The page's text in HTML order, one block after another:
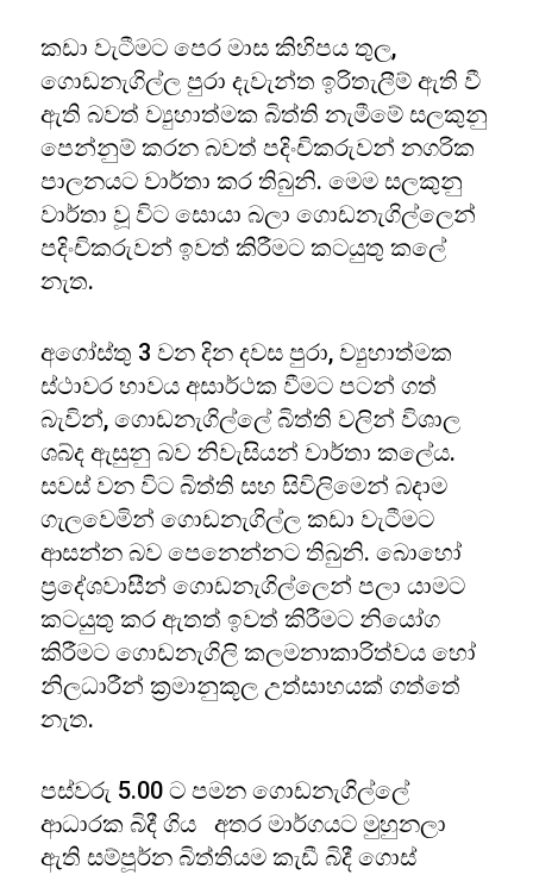
කඩා වැටීමට පෙර මාස කිහිපය තුල,
ගොඩනැගිල්ල පුරා දැවැන්ත ඉරිතැලීම් ඇති වී
ඇති බවත් ව්‍යුහාත්මක බිත්ති නැමීමේ සලකුනු
පෙන්නුම් කරන බවත් පදිංචිකරුවන් නගරික
පාලනයට වාර්තා කර තිබුනි. මෙම සලකුනු
වාර්තා වූ විට සොයා බලා ගොඩනැගිල්ලෙන්
පදිංචිකරුවන් ඉවත් කිරීමට කටයුතු කලේ
නැත.
අගෝස්තු 3 වන දින දවස පුරා, ව්‍යුහාත්මක
ස්ථාවර භාවය අසාර්ථක වීමට පටන් ගත්
බැවින්, ගොඩනැගිල්ලේ බිත්ති වලින් විශාල
ශබ්ද ඇසුනු බව නිවැසියන් වාර්තා කලේය.
සවස් වන විට බිත්ති සහ සිවිලිමෙන් බදාම
ගැලවෙමින් ගොඩනැගිල්ල කඩා වැටීමට
ආසන්න බව පෙනෙන්නට තිබුනි. බොහෝ
ප්‍රදේශවාසීන් ගොඩනැගිල්ලෙන් පලා යාමට
කටයුතු කර ඇතත් ඉවත් කිරීමට නියෝග
කිරීමට ගොඩනැගිලි කලමනාකාරිත්වය හෝ
නිලධාරීන් ක්‍රමානුකූල උත්සාහයක් ගත්තේ
නැත.
පස්වරු 5.00 ට පමන ගොඩනැගිල්ලේ
ආධාරක බිදී ගිය අතර මාර්ගයට මුහුනලා
ඇති සම්පූර්න බිත්තියම කැඩී බිදී ගොස්